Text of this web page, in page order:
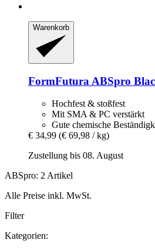
Warenkorb
FormFutura ABSpro
Hochfest & stoßfest
Mit SMA & PC verstärkt
Gute chemische
€ 34,99 (€ 69,98 / kg)
Zustellung bis 08. August
ABSpro: 2 Artikel
Alle Preise inkl. MwSt.
Filter
Kategorien: